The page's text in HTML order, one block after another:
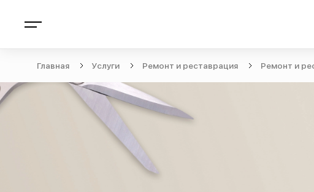
Главная Услуги Ремонт и реставрация Ремонт и